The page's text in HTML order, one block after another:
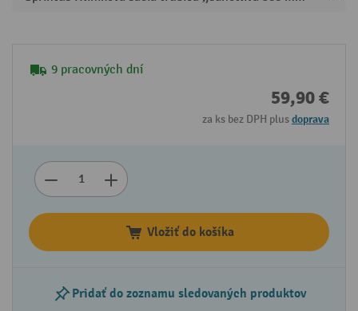
9 pracovných dní
59,90 €
za ks bez DPH plusdoprava
Vložiť do košíka
Pridať do zoznamu sledovaných produktov